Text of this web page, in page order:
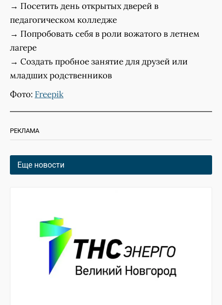
→ Посетить день открытых дверей в
педагогическом колледже
→ Попробовать себя в роли вожатого в летнем
лагере
→ Создать пробное занятие для друзей или
младших родственников
Фото: Freepik
РЕКЛАМА
Еще новости